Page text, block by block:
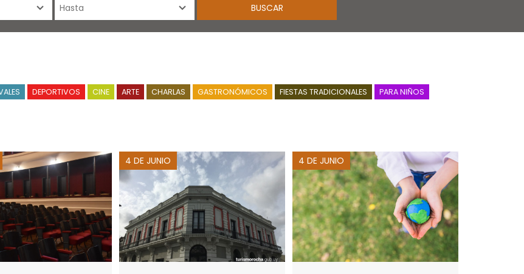
DEPORTIVOS CINE ARTE CHARLAS GASTRONÓMICOS FIESTAS TRADICIONALES PARA NIÑOS
4 DE JUNIO 4 DE JUNIO